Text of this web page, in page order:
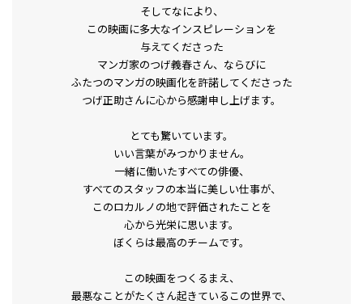
そしてなにより、
この映画に多大なインスピレーションを
与えてくださった
マンガ家のつげ義春さん、ならびに
ふたつのマンガの映画化を許諾してくださった
つげ正助さんに心から感謝申し上げます。
とても驚いています。
いい言葉がみつかりません。
一緒に働いたすべての俳優、
すべてのスタッフの本当に美しい仕事が、
このロカルノの地で評価されたことを
心から光栄に思います。
ぼくらは最高のチームです。
この映画をつくるまえ、
最悪なことがたくさん起きているこの世界で、